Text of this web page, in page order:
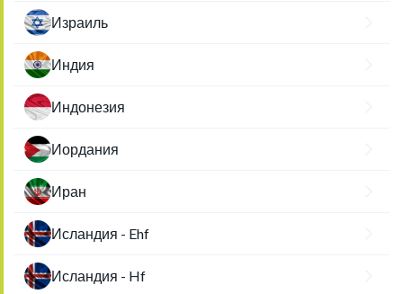
Израиль
Индия
Индонезия
Иордания
Иран
Исландия - Ehf
Исландия - Hf